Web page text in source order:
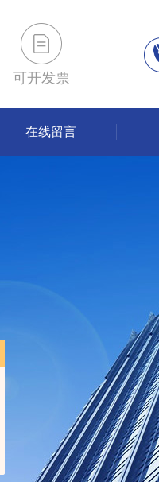
可开发票
在线留言